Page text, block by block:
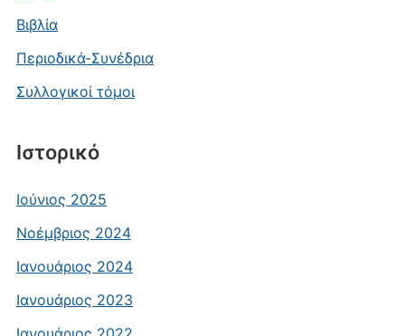
Βιβλία
Περιοδικά-Συνέδρια
Συλλογικοί τόμοι
Ιστορικό
Ιούνιος 2025
Νοέμβριος 2024
Ιανουάριος 2024
Ιανουάριος 2023